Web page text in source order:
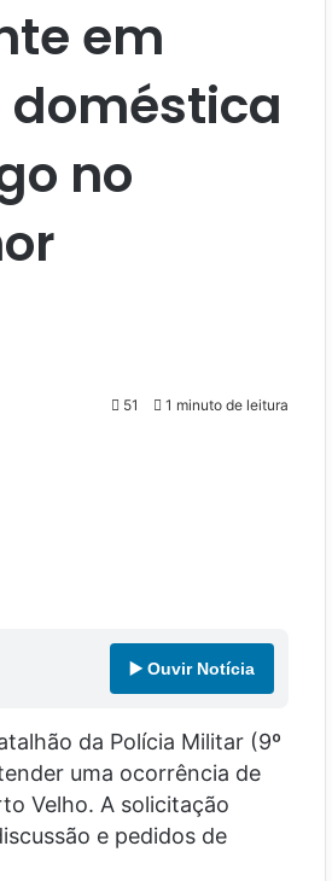
em
doméstica
no
51 1 minuto de leitura
▶️ Ouvir Notícia
da Polícia Militar (9º
uma ocorrência de
Velho. A solicitação
e pedidos de